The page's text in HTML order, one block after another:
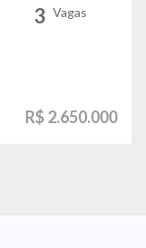
3 Vagas
R$ 2.650.000